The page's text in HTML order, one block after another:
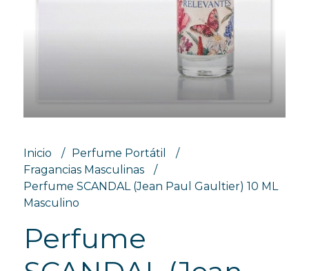
Inicio
Perfume Portátil
Fragancias Masculinas
Perfume SCANDAL (Jean Paul Gaultier) 10 ML
Masculino
Perfume